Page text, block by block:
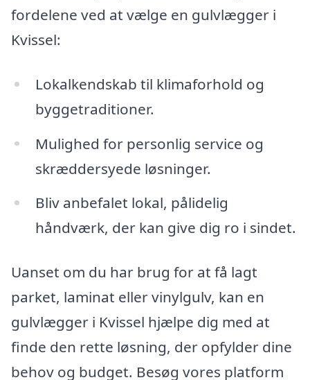
fordelene ved at vælge en gulvlægger i
Kvissel:
Lokalkendskab til klimaforhold og
byggetraditioner.
Mulighed for personlig service og
skræddersyede løsninger.
Bliv anbefalet lokal, pålidelig
håndværk, der kan give dig ro i sindet.
Uanset om du har brug for at få lagt
parket, laminat eller vinylgulv, kan en
gulvlægger i Kvissel hjælpe dig med at
finde den rette løsning, der opfylder dine
behov og budget. Besøg vores platform